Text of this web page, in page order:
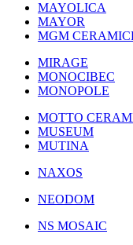
MAYOLICA
MAYOR
MGM
MIRAGE
MONOCIBEC
MONOPOLE
MOTTO
MUSEUM
MUTINA
NAXOS
NEODOM
NS MOSAIC